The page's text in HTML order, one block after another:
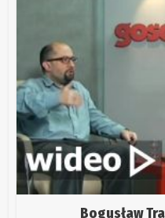
Bogusław